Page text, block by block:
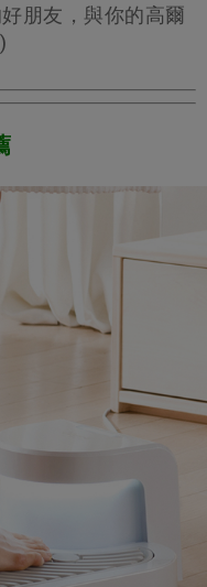
朋友，與你的高爾